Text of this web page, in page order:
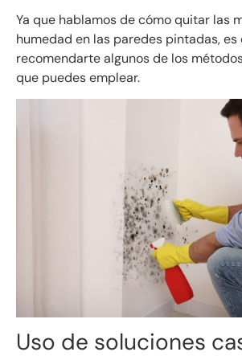
Ya que hablamos de cómo quitar las
humedad en las paredes pintadas,
recomendarte algunos de los
que puedes emplear.
Uso de soluciones